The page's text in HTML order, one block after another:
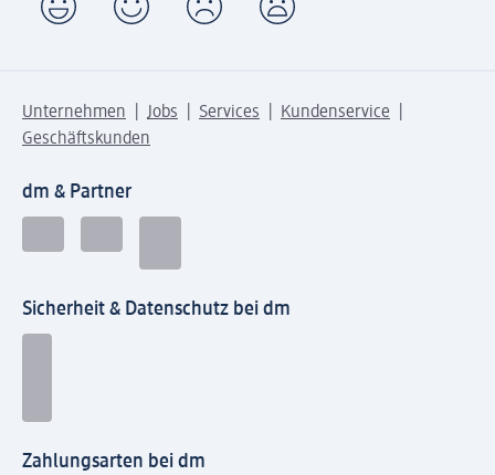
Unternehmen Jobs Services
Kundenservice
Geschäftskunden
dm & Partner
Sicherheit & Datenschutz bei dm
Zahlungsarten bei dm